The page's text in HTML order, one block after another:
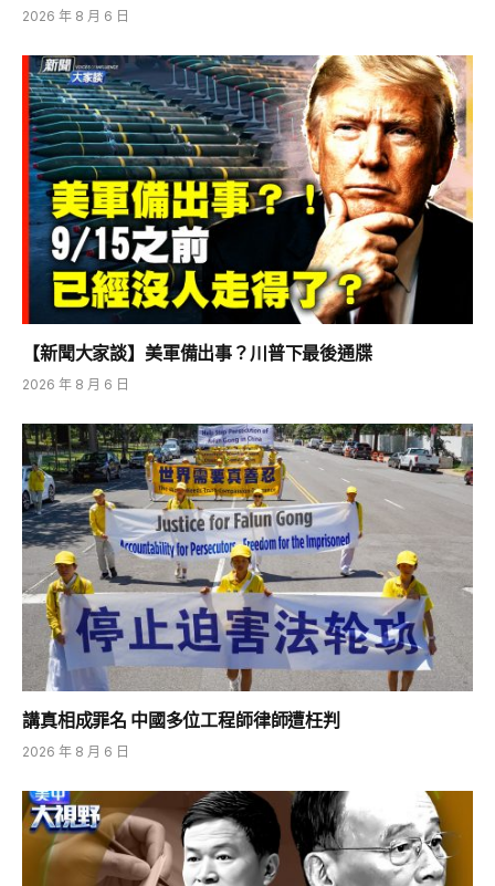
2026 年 8 月 6 日
【新聞大家談】美軍備出事？川普下最後通牒
2026 年 8 月 6 日
講真相成罪名 中國多位工程師律師遭枉判
2026 年 8 月 6 日